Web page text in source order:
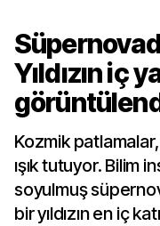
Yıldızın iç
Kozmik
ışık tutuyor. Bilim
soyulmuş
bir yıldızın en iç